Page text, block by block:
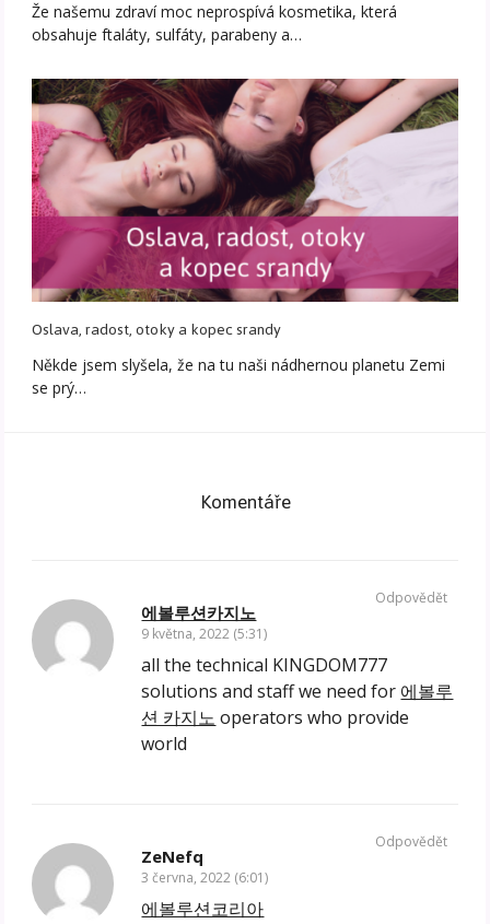
Že našemu zdraví moc neprospívá kosmetika, která
obsahuje ftaláty, sulfáty, parabeny a…
Oslava, radost, otoky a kopec srandy
Někde jsem slyšela, že na tu naši nádhernou planetu Zemi
se prý…
Komentáře
에볼루션카지노
9 května, 2022 (5:31)
all the technical KINGDOM777
solutions and staff we need for 에볼루
션 카지노 operators who provide
world
Odpovědět
ZeNefq
3 června, 2022 (6:01)
에볼루션코리아
Odpovědět